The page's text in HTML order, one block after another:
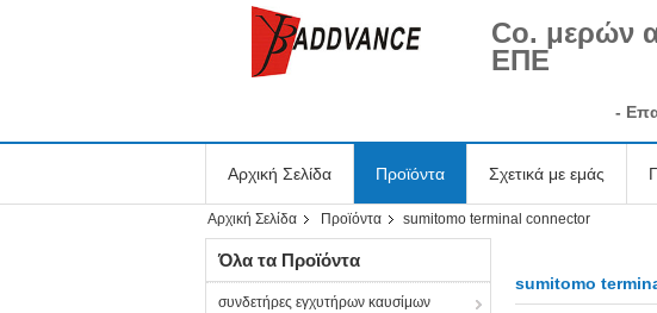
Co. μερών
ΕΠΕ
-
Αρχική Σελίδα Προϊόντα Σχετικά με εμάς
Αρχική Σελίδα Προϊόντα sumitomo terminal connector
Όλα τα Προϊόντα
συνδετήρες εγχυτήρων καυσίμων
sumitomo